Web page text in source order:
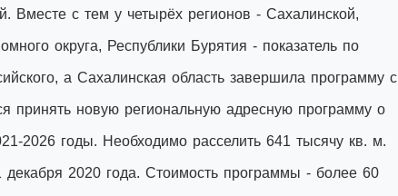
Вместе с тем у четырёх регионов - Сахалинской,
округа, Республики Бурятия - показатель по
а Сахалинская область завершила программу с
принять новую региональную адресную программу о
2026 годы. Необходимо расселить 641 тысячу кв. м.
2020 года. Стоимость программы - более 60